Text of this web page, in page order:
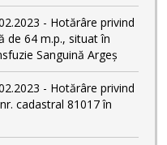
- Hotărâre privind
de 64 m.p., situat în
Sanguină Argeș
- Hotărâre privind
cadastral 81017 în